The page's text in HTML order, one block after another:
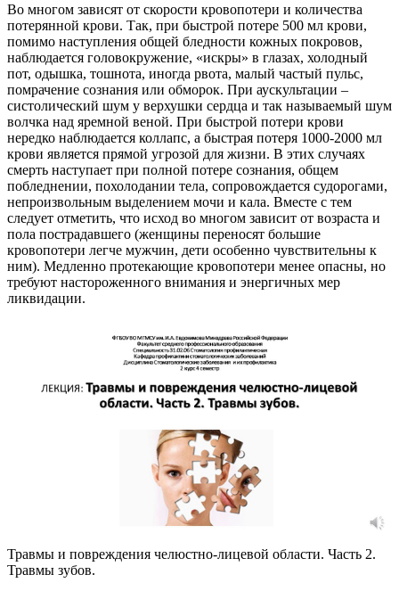
Во многом зависят от скорости кровопотери и количества
потерянной крови. Так, при быстрой потере 500 мл крови,
помимо наступления общей бледности кожных покровов,
наблюдается головокружение, «искры» в глазах, холодный
пот, одышка, тошнота, иногда рвота, малый частый пульс,
помрачение сознания или обморок. При аускультации –
систолический шум у верхушки сердца и так называемый шум
волчка над яремной веной. При быстрой потери крови
нередко наблюдается коллапс, а быстрая потеря 1000-2000 мл
крови является прямой угрозой для жизни. В этих случаях
смерть наступает при полной потере сознания, общем
побледнении, похолодании тела, сопровождается судорогами,
непроизвольным выделением мочи и кала. Вместе с тем
следует отметить, что исход во многом зависит от возраста и
пола пострадавшего (женщины переносят большие
кровопотери легче мужчин, дети особенно чувствительны к
ним). Медленно протекающие кровопотери менее опасны, но
требуют настороженного внимания и энергичных мер
ликвидации.
Травмы и повреждения челюстно-лицевой области. Часть 2.
Травмы зубов.